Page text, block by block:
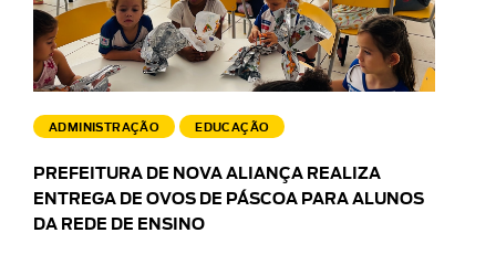
ADMINISTRAÇÃO EDUCAÇÃO
PREFEITURA DE NOVA ALIANÇA REALIZA
ENTREGA DE OVOS DE PÁSCOA PARA ALUNOS
DA REDE DE ENSINO